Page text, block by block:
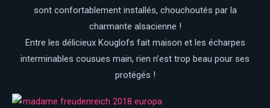
sont confortablement installés, chouchoutés par la
charmante alsacienne !
Entre les délicieux Kouglofs fait maison et les écharpes
interminables cousues main, rien n’est trop beau pour ses
protégés !